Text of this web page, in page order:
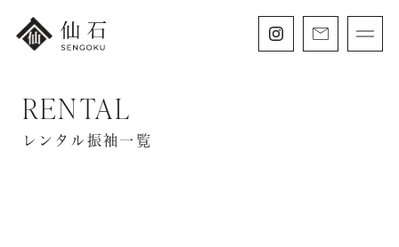
FURISODE 振袖・紋付袴レンタル
RENTAL
レンタル振袖一覧